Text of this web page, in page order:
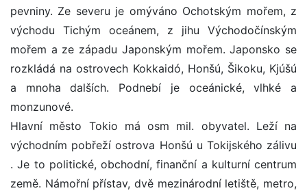
pevniny. Ze severu je omýváno Ochotským mořem, z
východu Tichým oceánem, z jihu Východočínským
mořem a ze západu Japonským mořem. Japonsko se
rozkládá na ostrovech Kokkaidó, Honšú, Šikoku, Kjúšú
a mnoha dalších. Podnebí je oceánické, vlhké a
monzunové.
Hlavní město Tokio má osm mil. obyvatel. Leží na
východním pobřeží ostrova Honšú u Tokijského zálivu
. Je to politické, obchodní, finanční a kulturní centrum
země. Námořní přístav, dvě mezinárodní letiště, metro,